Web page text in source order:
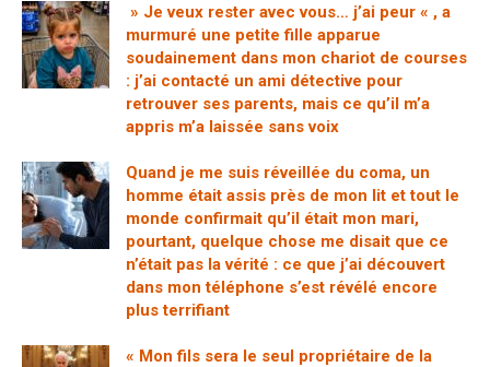
» Je veux rester avec vous… j’ai peur « , a
murmuré une petite fille apparue
soudainement dans mon chariot de courses
: j’ai contacté un ami détective pour
retrouver ses parents, mais ce qu’il m’a
appris m’a laissée sans voix
Quand je me suis réveillée du coma, un
homme était assis près de mon lit et tout le
monde confirmait qu’il était mon mari,
pourtant, quelque chose me disait que ce
n’était pas la vérité : ce que j’ai découvert
dans mon téléphone s’est révélé encore
plus terrifiant
« Mon fils sera le seul propriétaire de la